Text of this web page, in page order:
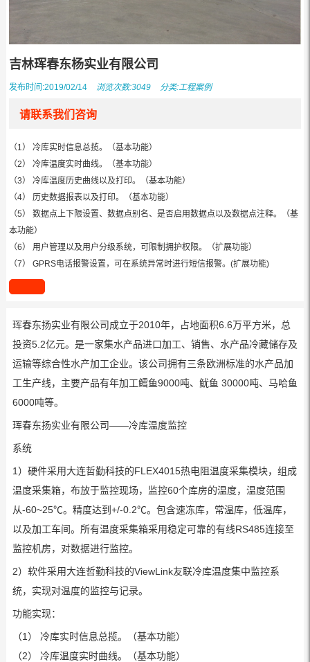
吉林珲春东杨实业有限公司
发布时间:2019/02/14 浏览次数:3049 分类: 工程案例
请联系我们咨询
（1） 冷库实时信息总揽。（基本功能）
（2） 冷库温度实时曲线。（基本功能）
（3） 冷库温度历史曲线以及打印。（基本功能）
（4） 历史数据报表以及打印。（基本功能）
（5） 数据点上下限设置、数据点别名、是否启用数据点以及数据点注释。（基
本功能）
（6） 用户管理以及用户分级系统，可限制拥护权限。（扩展功能）
（7） GPRS电话报警设置，可在系统异常时进行短信报警。(扩展功能)
珲春东扬实业有限公司成立于2010年，占地面积6.6万平方米，总
投资5.2亿元。是一家集水产品进口加工、销售、水产品冷藏储存及
运输等综合性水产加工企业。该公司拥有三条欧洲标准的水产品加
工生产线，主要产品有年加工鳕鱼9000吨、鱿鱼 30000吨、马哈鱼
6000吨等。
珲春东扬实业有限公司——冷库温度监控
系统
1）硬件采用大连哲勤科技的FLEX4015热电阻温度采集模块，组成
温度采集箱，布放于监控现场，监控60个库房的温度，温度范围
从-60~25℃。精度达到+/-0.2℃。包含速冻库，常温库，低温库，
以及加工车间。所有温度采集箱采用稳定可靠的有线RS485连接至
监控机房，对数据进行监控。
2）软件采用大连哲勤科技的ViewLink友联冷库温度集中监控系
统，实现对温度的监控与记录。
功能实现：
（1） 冷库实时信息总揽。（基本功能）
（2） 冷库温度实时曲线。（基本功能）